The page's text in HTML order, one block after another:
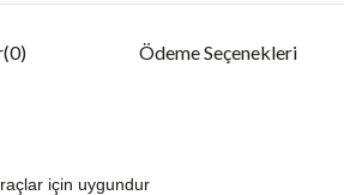
(0) Ödeme Seçenekleri
için uygundur